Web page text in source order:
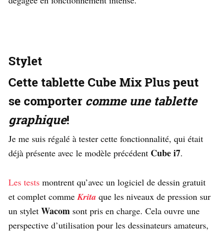
Stylet
Cette tablette Cube Mix Pluspeut
se comporter comme une tablette
graphique!
Je me suis régalé à tester cette fonctionnalité, qui était
déjà présente avec le modèle précédent Cube i7.
Les tests montrent qu’avec un logiciel de dessin gratuit
et complet comme Krita que les niveaux de pression sur
un stylet Wacom sont pris en charge. Cela ouvre une
perspective d’utilisation pour les dessinateurs amateurs,